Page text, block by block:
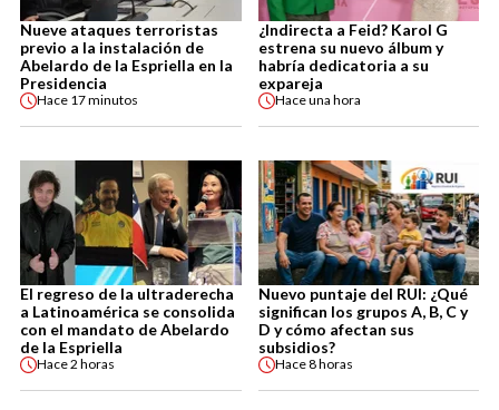
Nueve ataques terroristas
previo a la instalación de
Abelardo de la Espriella en la
Presidencia
Hace 17 minutos
¿Indirecta a Feid? Karol G
estrena su nuevo álbum y
habría dedicatoria a su
expareja
Haceuna hora
El regreso de la ultraderecha
a Latinoamérica se consolida
con el mandato de Abelardo
de la Espriella
Hace2 horas
Nuevo puntaje del RUI: ¿Qué
significan los grupos A, B, C y
D y cómo afectan sus
subsidios?
Hace8 horas